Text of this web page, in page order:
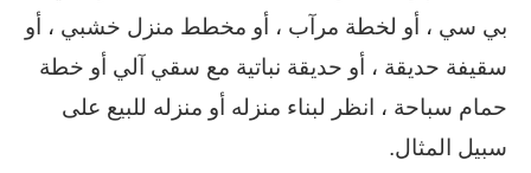
بي سي ، أو لخطة مرآب ، أو مخطط منزل خشبي ، أو
سقيفة حديقة ، أو حديقة نباتية مع سقي آلي أو خطة
حمام سباحة ، انظر لبناء منزله أو منزله للبيع على
سبيل المثال.